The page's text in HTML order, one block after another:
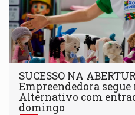
SUCESSO NA
Empreendedora segue
Alternativo com
domingo